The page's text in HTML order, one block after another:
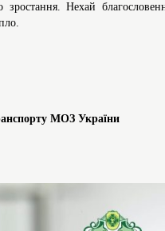
Нехай
МОЗ України